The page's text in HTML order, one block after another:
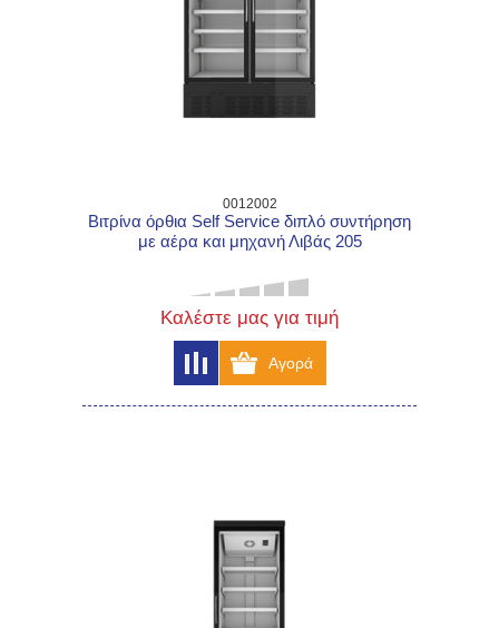
0012002
Βιτρίνα όρθια Self Service διπλό συντήρηση
με αέρα και μηχανή Λιβάς 205
Καλέστε μας για τιμή